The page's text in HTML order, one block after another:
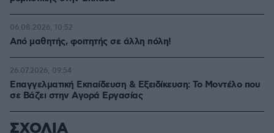
Από μαθητής, φοιτητής σε άλλη πόλη!
06.08.2026, 10:52
Επαγγελματική Εκπαίδευση & Εξειδίκευση: Το Mοντέλο που
σε Bάζει στην Aγορά Eργασίας
26.07.2026, 09:54
ΣΧΟΛΙΑ